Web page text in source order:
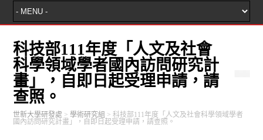
科技部111年度「人文及社會
科學領域學者國內訪問研究計
畫」，自即日起受理申請，請
查照。
世新大學研發處 >學術研究組 >科技部111年度「人文及社會科學領域學者
國內訪問研究計畫」，自即日起受理申請，請查照。